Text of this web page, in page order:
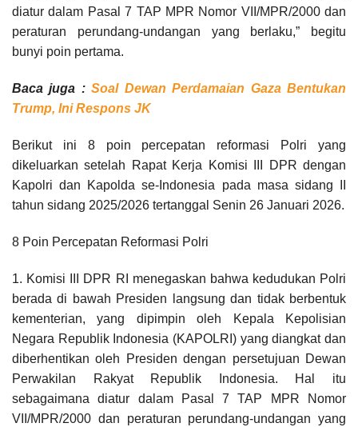
diatur dalam Pasal 7 TAP MPR Nomor VII/MPR/2000 dan
peraturan perundang-undangan yang berlaku,” begitu
bunyi poin pertama.
Baca juga :Soal Dewan Perdamaian Gaza Bentukan
Trump, Ini Respons JK
Berikut ini 8 poin percepatan reformasi Polri yang
dikeluarkan setelah Rapat Kerja Komisi III DPR dengan
Kapolri dan Kapolda se-Indonesia pada masa sidang II
tahun sidang 2025/2026 tertanggal Senin 26 Januari 2026.
8 Poin Percepatan Reformasi Polri
1. Komisi III DPR RI menegaskan bahwa kedudukan Polri
berada di bawah Presiden langsung dan tidak berbentuk
kementerian, yang dipimpin oleh Kepala Kepolisian
Negara Republik Indonesia (KAPOLRI) yang diangkat dan
diberhentikan oleh Presiden dengan persetujuan Dewan
Perwakilan Rakyat Republik Indonesia. Hal itu
sebagaimana diatur dalam Pasal 7 TAP MPR Nomor
VII/MPR/2000 dan peraturan perundang-undangan yang